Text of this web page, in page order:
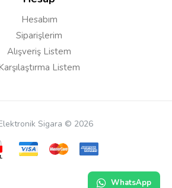
Hesabım
Siparişlerim
Alışveriş Listem
Listem
Sigara © 2026
WhatsApp